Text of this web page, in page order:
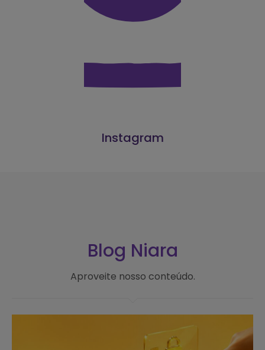
Instagram
Blog Niara
Aproveite nosso conteúdo.